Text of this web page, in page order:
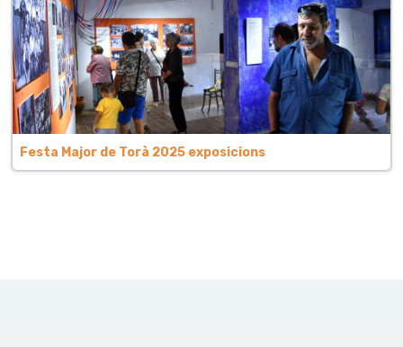
Festa Major de Torà 2025 exposicions